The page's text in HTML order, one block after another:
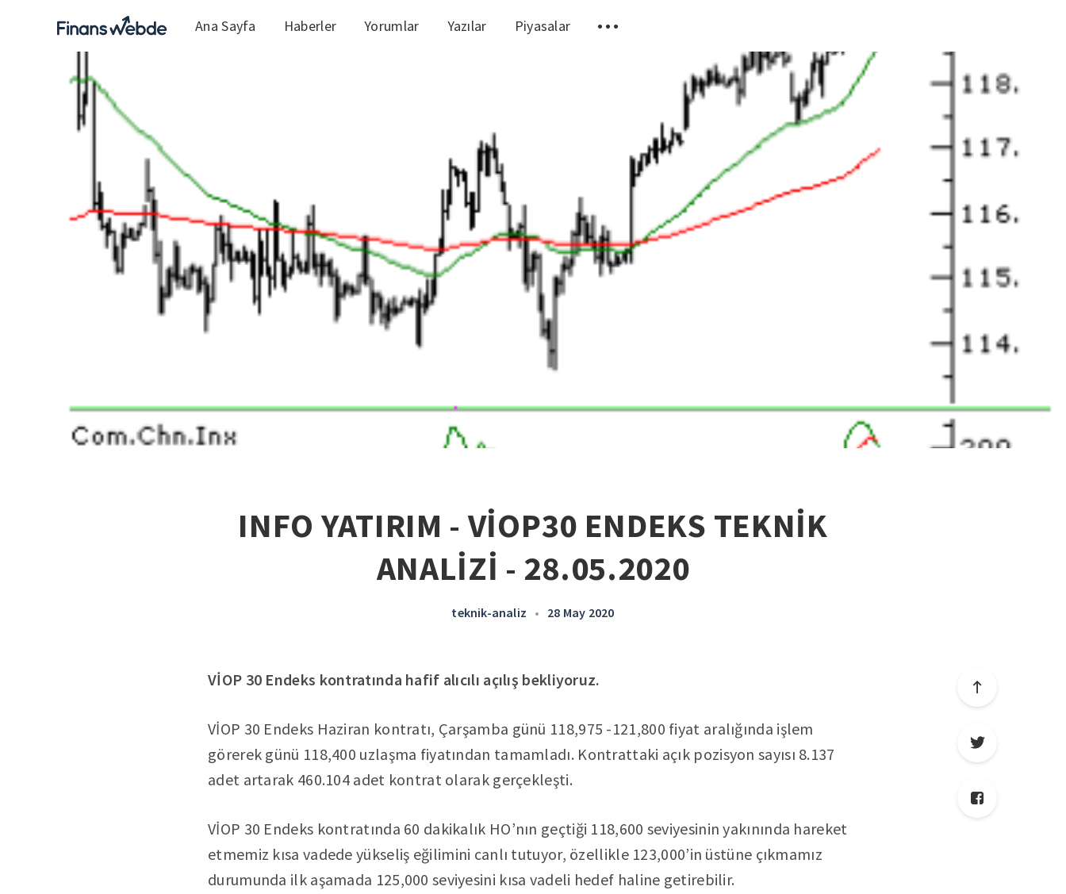
Ana Sayfa Haberler Yorumlar Yazılar Piyasalar
INFO YATIRIM - VİOP30 ENDEKS TEKNİK
ANALİZİ - 28.05.2020
teknik-analiz • 28 May 2020
VİOP 30 Endeks kontratında hafif alıcılı açılış bekliyoruz.
VİOP 30 Endeks Haziran kontratı, Çarşamba günü 118,975 -121,800 fiyat aralığında işlem
görerek günü 118,400 uzlaşma fiyatından tamamladı. Kontrattaki açık pozisyon sayısı 8.137
adet artarak 460.104 adet kontrat olarak gerçekleşti.
VİOP 30 Endeks kontratında 60 dakikalık HO’nın geçtiği 118,600 seviyesinin yakınında hareket
etmemiz kısa vadede yükseliş eğilimini canlı tutuyor, özellikle 123,000’in üstüne çıkmamız
durumunda ilk aşamada 125,000 seviyesini kısa vadeli hedef haline getirebilir.